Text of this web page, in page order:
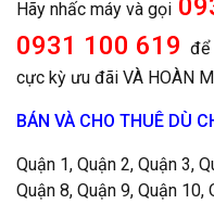
Hãy nhấc máy và gọi
0931 100 619 để
cực kỳ ưu đãi VÀ HOÀN
BÁN VÀ CHO THUÊ DÙ
Quận 1, Quận 2, Quận 3,
Quận 8, Quận 9, Quận 10,